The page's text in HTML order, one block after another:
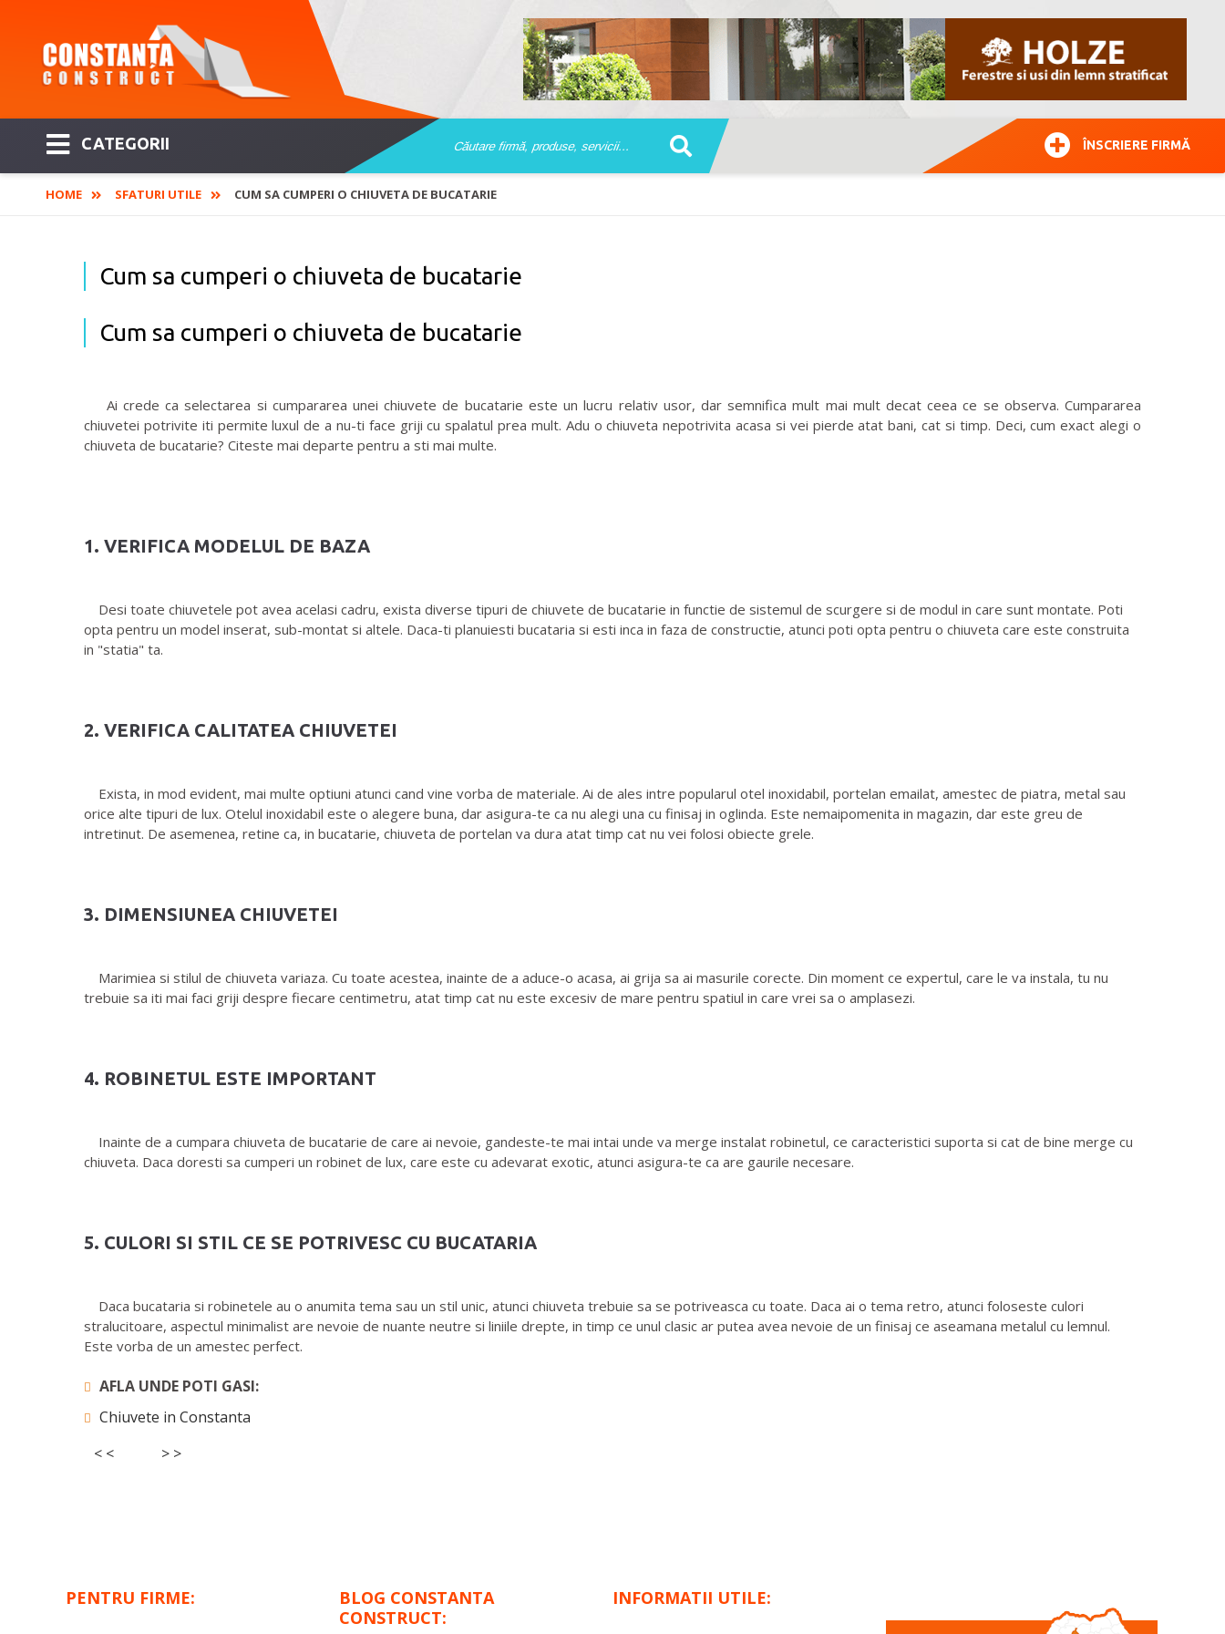
CATEGORII ÎNSCRIERE FIRMĂ
HOME SFATURI UTILE CUM SA CUMPERI O CHIUVETA DE BUCATARIE
Cum sa cumperi o chiuveta de bucatarie
Cum sa cumperi o chiuveta de bucatarie
Ai crede ca selectarea si cumpararea unei chiuvete de bucatarie este un lucru relativ usor, dar semnifica mult mai mult decat ceea ce se observa. Cumpararea
chiuvetei potrivite iti permite luxul de a nu-ti face griji cu spalatul prea mult. Adu o chiuveta nepotrivita acasa si vei pierde atat bani, cat si timp. Deci, cum exact alegi o
chiuveta de bucatarie? Citeste mai departe pentru a sti mai multe.
1. VERIFICA MODELUL DE BAZA
Desi toate chiuvetele pot avea acelasi cadru, exista diverse tipuri de chiuvete de bucatarie in functie de sistemul de scurgere si de modul in care sunt montate. Poti
opta pentru un model inserat, sub-montat si altele. Daca-ti planuiesti bucataria si esti inca in faza de constructie, atunci poti opta pentru o chiuveta care este construita
in "statia" ta.
2. VERIFICA CALITATEA CHIUVETEI
Exista, in mod evident, mai multe optiuni atunci cand vine vorba de materiale. Ai de ales intre popularul otel inoxidabil, portelan emailat, amestec de piatra, metal sau
orice alte tipuri de lux. Otelul inoxidabil este o alegere buna, dar asigura-te ca nu alegi una cu finisaj in oglinda. Este nemaipomenita in magazin, dar este greu de
intretinut. De asemenea, retine ca, in bucatarie, chiuveta de portelan va dura atat timp cat nu vei folosi obiecte grele.
3. DIMENSIUNEA CHIUVETEI
Marimiea si stilul de chiuveta variaza. Cu toate acestea, inainte de a aduce-o acasa, ai grija sa ai masurile corecte. Din moment ce expertul, care le va instala, tu nu
trebuie sa iti mai faci griji despre fiecare centimetru, atat timp cat nu este excesiv de mare pentru spatiul in care vrei sa o amplasezi.
4. ROBINETUL ESTE IMPORTANT
Inainte de a cumpara chiuveta de bucatarie de care ai nevoie, gandeste-te mai intai unde va merge instalat robinetul, ce caracteristici suporta si cat de bine merge cu
chiuveta. Daca doresti sa cumperi un robinet de lux, care este cu adevarat exotic, atunci asigura-te ca are gaurile necesare.
5. CULORI SI STIL CE SE POTRIVESC CU BUCATARIA
Daca bucataria si robinetele au o anumita tema sau un stil unic, atunci chiuveta trebuie sa se potriveasca cu toate. Daca ai o tema retro, atunci foloseste culori
stralucitoare, aspectul minimalist are nevoie de nuante neutre si liniile drepte, in timp ce unul clasic ar putea avea nevoie de un finisaj ce aseamana metalul cu lemnul.
Este vorba de un amestec perfect.
AFLA UNDE POTI GASI:
Chiuvete in Constanta
< <
> >
PENTRU FIRME:
BLOG CONSTANTA
CONSTRUCT:
INFORMATII UTILE: